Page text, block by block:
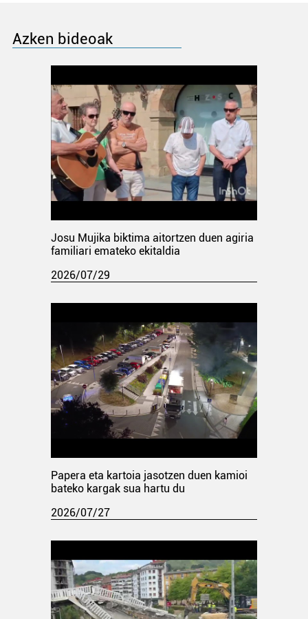
Azken bideoak
Josu Mujika biktima aitortzen duen agiria
familiari emateko ekitaldia
2026/07/29
Papera eta kartoia jasotzen duen kamioi
bateko kargak sua hartu du
2026/07/27